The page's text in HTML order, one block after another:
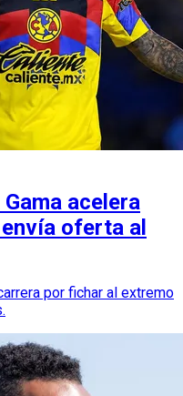
acelera
oferta al
por fichar al extremo